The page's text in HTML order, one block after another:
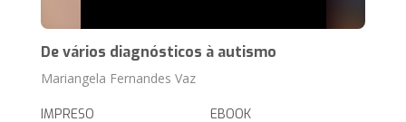
De vários diagnósticos à autismo
Mariangela Fernandes Vaz
IMPRESO EBOOK